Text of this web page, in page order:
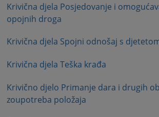
Krivična djela Posjedovanje i
opojnih droga
Krivična djela Spojni odnošaj s
Krivična djela Teška krađa
Krivično djelo Primanje dara i drugih
zoupotreba položaja